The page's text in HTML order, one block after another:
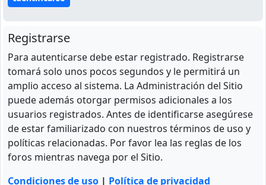
Registrarse
Para autenticarse debe estar registrado. Registrarse
tomará solo unos pocos segundos y le permitirá un
amplio acceso al sistema. La Administración del Sitio
puede además otorgar permisos adicionales a los
usuarios registrados. Antes de identificarse asegúrese
de estar familiarizado con nuestros términos de uso y
políticas relacionadas. Por favor lea las reglas de los
foros mientras navega por el Sitio.
Condiciones de uso | Política de privacidad